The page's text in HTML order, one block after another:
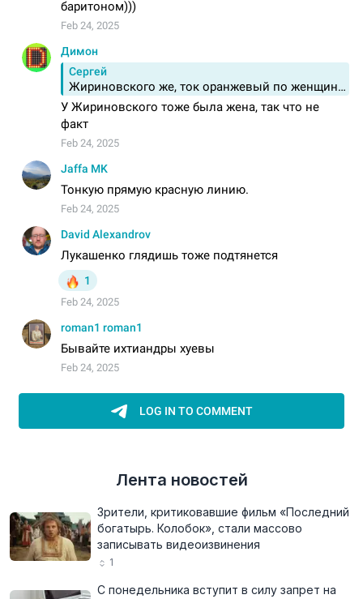
Лента новостей
Зрители, критиковавшие фильм «Последний
богатырь. Колобок», стали массово
записывать видеоизвинения
1
С понедельника вступит в силу запрет на